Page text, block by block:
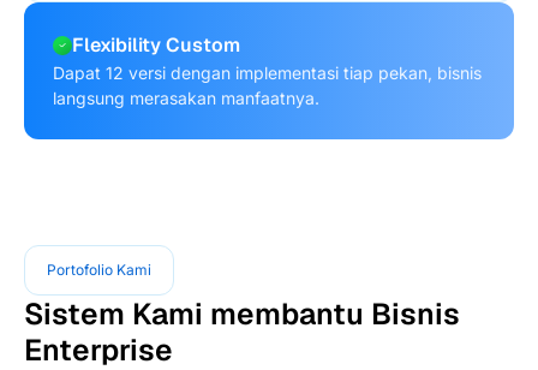
Flexibility Custom
Dapat 12 versi dengan implementasi tiap pekan, bisnis
langsung merasakan manfaatnya.
Portofolio Kami
Sistem Kami membantu Bisnis
Enterprise